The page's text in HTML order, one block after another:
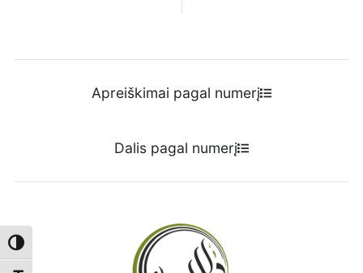
Toggle High Contrast
Apreiškimai pagal numerį
Dalis pagal numerį